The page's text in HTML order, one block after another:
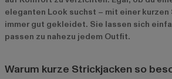
eleganten Look suchst – mit einer
immer gut gekleidet. Sie lassen sich
passen zu nahezu jedem Outfit.
Warum kurze Strickjacken so